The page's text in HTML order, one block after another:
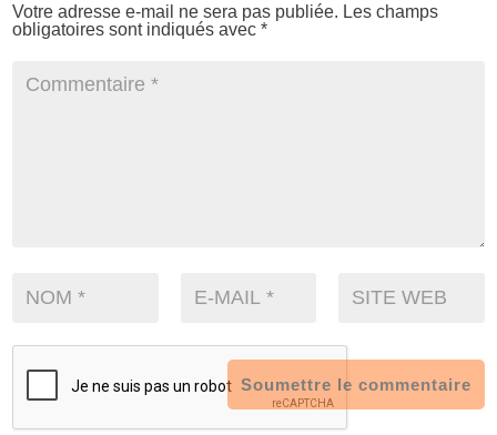
Votre adresse e-mail ne sera pas publiée. Les champs
obligatoires sont indiqués avec*
Soumettre le commentaire